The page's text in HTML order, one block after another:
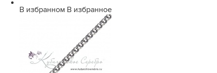
В избранном В избранное